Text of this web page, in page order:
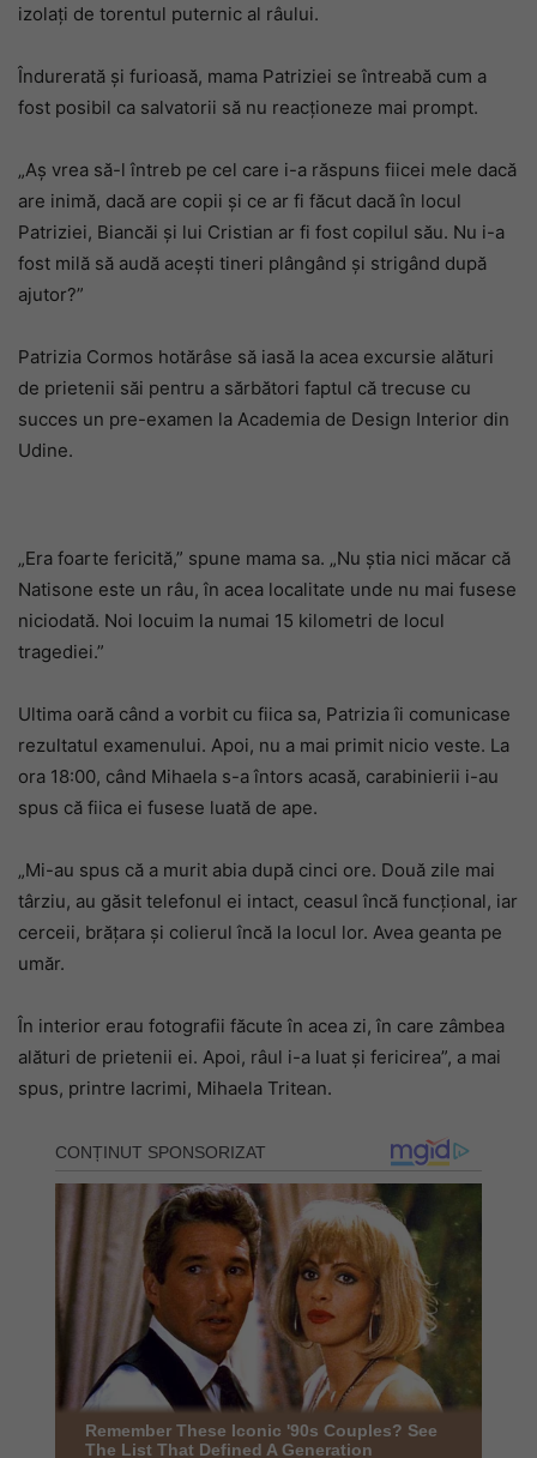
izolați de torentul puternic al râului.
Îndurerată și furioasă, mama Patriziei se întreabă cum a
fost posibil ca salvatorii să nu reacționeze mai prompt.
„Aș vrea să-l întreb pe cel care i-a răspuns fiicei mele dacă
are inimă, dacă are copii și ce ar fi făcut dacă în locul
Patriziei, Biancăi și lui Cristian ar fi fost copilul său. Nu i-a
fost milă să audă acești tineri plângând și strigând după
ajutor?”
Patrizia Cormos hotărâse să iasă la acea excursie alături
de prietenii săi pentru a sărbători faptul că trecuse cu
succes un pre-examen la Academia de Design Interior din
Udine.
„Era foarte fericită,” spune mama sa. „Nu știa nici măcar că
Natisone este un râu, în acea localitate unde nu mai fusese
niciodată. Noi locuim la numai 15 kilometri de locul
tragediei.”
Ultima oară când a vorbit cu fiica sa, Patrizia îi comunicase
rezultatul examenului. Apoi, nu a mai primit nicio veste. La
ora 18:00, când Mihaela s-a întors acasă, carabinierii i-au
spus că fiica ei fusese luată de ape.
„Mi-au spus că a murit abia după cinci ore. Două zile mai
târziu, au găsit telefonul ei intact, ceasul încă funcțional, iar
cerceii, brățara și colierul încă la locul lor. Avea geanta pe
umăr.
În interior erau fotografii făcute în acea zi, în care zâmbea
alături de prietenii ei. Apoi, râul i-a luat și fericirea”, a mai
spus, printre lacrimi, Mihaela Tritean.